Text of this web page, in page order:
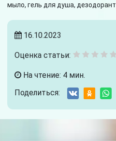
мыло, гель для душа, дезодорант
16.10.2023
Оценка статьи:
На чтение: 4 мин.
Поделиться: